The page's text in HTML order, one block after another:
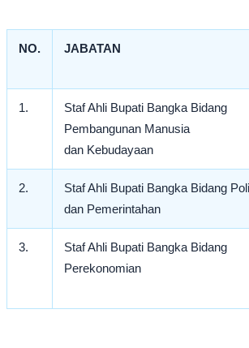
NO. JABATAN
1.
Staf Ahli Bupati Bangka Bidang
Pembangunan Manusia
dan Kebudayaan
2.
Staf Ahli Bupati Bangka Bidang
dan Pemerintahan
3.
Staf Ahli Bupati Bangka Bidang
Perekonomian